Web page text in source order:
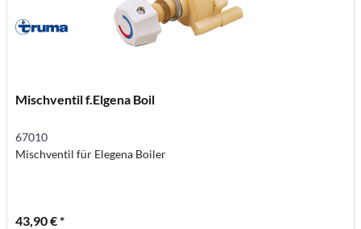
Mischventil f.Elgena Boil
67010
Mischventil für Elegena Boiler
43,90 € *